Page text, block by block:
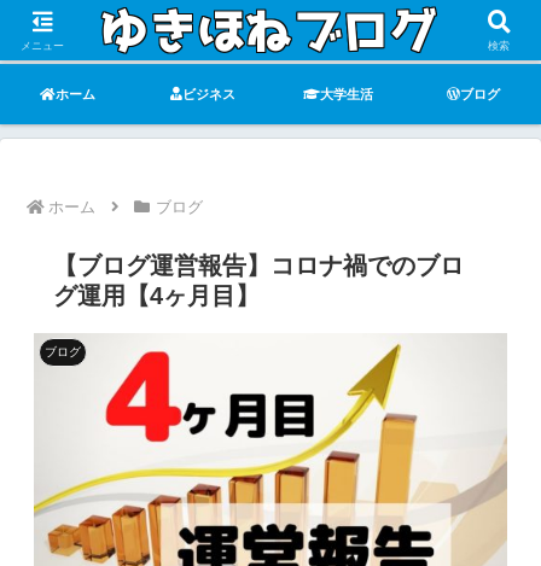
ホーム ビジネス 大学生活 ブログ
ホーム ブログ
【ブログ運営報告】コロナ禍でのブロ
グ運用【4ヶ月目】
ブログ
メニュー 検索